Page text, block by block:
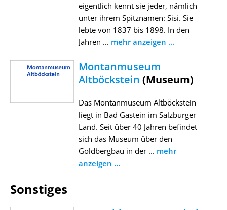
eigentlich kennt sie jeder, nämlich
unter ihrem Spitznamen: Sisi. Sie
lebte von 1837 bis 1898. In den
Jahren ... mehr anzeigen ...
Montanmuseum
Altböckstein (Museum)
Das Montanmuseum Altböckstein
liegt in Bad Gastein im Salzburger
Land. Seit über 40 Jahren befindet
sich das Museum über den
Goldbergbau in der ... mehr
anzeigen ...
Sonstiges